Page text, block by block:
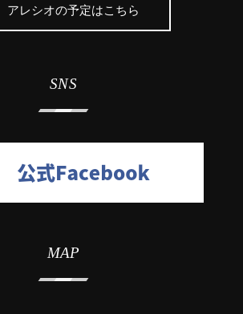
アレシオの予定はこちら
SNS
MAP